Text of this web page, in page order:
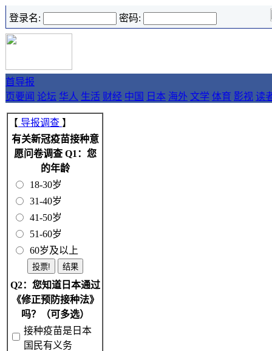
登录名: 密码:
首
页
导报
要闻 论坛 华人 生活 财经 中国 日本 海外 文学 体育 影视 读
【 导报调查 】
有关新冠疫苗接种意
愿问卷调查 Q1：您
的年龄
18-30岁
31-40岁
41-50岁
51-60岁
60岁及以上
Q2：您知道日本通过
《修正预防接种法》
吗？（可多选）
接种疫苗是日本
国民有义务